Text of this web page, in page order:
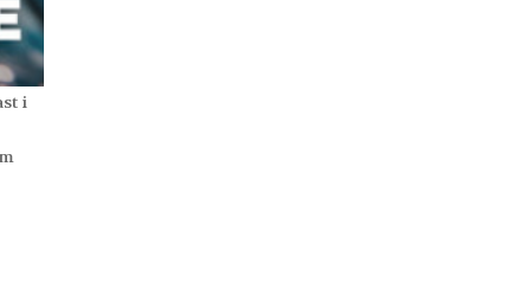
i